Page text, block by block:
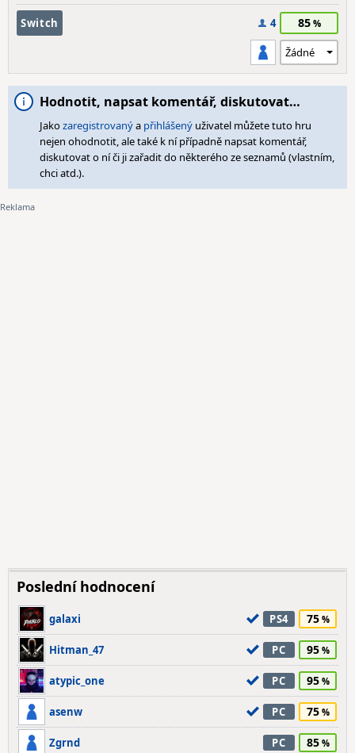
Switch 4 85
Hodnotit, napsat komentář, diskutovat…
Jakozaregistrovanýa přihlášený uživatel můžete tuto hru
nejen ohodnotit, ale také k ní případně napsat komentář,
diskutovat o ní či ji zařadit do některého ze seznamů (vlastním,
chci atd.).
Poslední hodnocení
galaxi PS4 75
Hitman_47 PC 95
atypic_one PC 95
asenw PC 75
Zgrnd PC 85